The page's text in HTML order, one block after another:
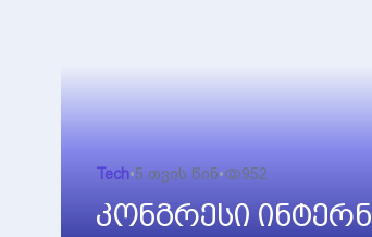
Tech•5 თვის წინ• 952
კონგრესი